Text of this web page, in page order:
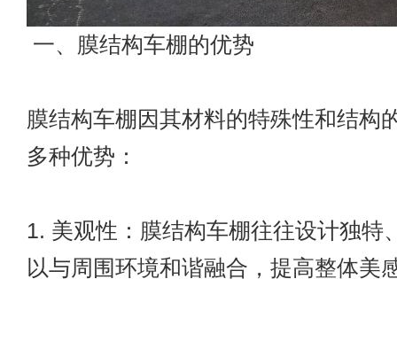
一、膜结构车棚的优势
膜结构车棚因其材料的特殊性和结构
多种优势：
1. 美观性：膜结构车棚往往设计独特
以与周围环境和谐融合，提高整体美